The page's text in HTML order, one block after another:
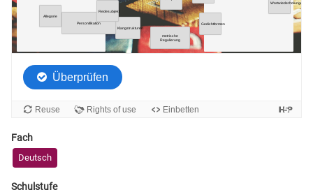
Fach
Deutsch
Schulstufe